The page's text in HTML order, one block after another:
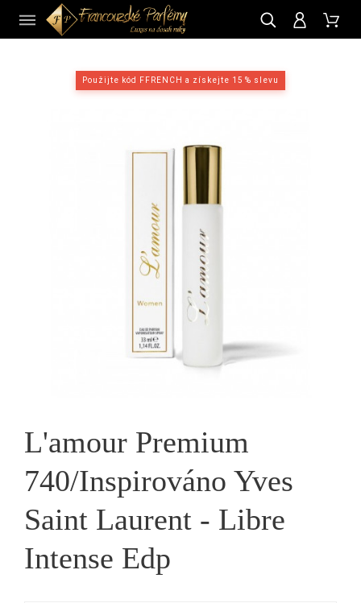
Použijte kód FFRENCH a získejte 15 % slevu
L'amour Premium
740/Inspirováno Yves
Saint Laurent - Libre
Intense Edp
CZ